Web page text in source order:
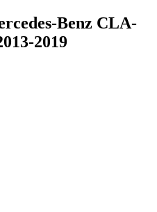
Benz CLA-
2019